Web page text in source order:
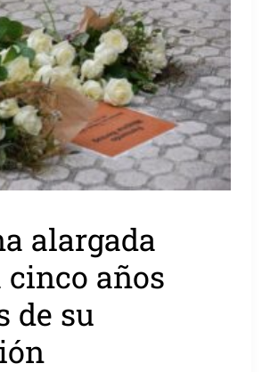
alargada
cinco años
de su